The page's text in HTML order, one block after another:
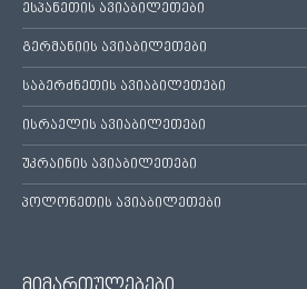
ესპანეთის ავიაბილეთები
გერმანიის ავიაბილეთები
საბერძნეთის ავიაბილეთები
ისრაელის ავიაბილეთები
უკრაინის ავიაბილეთები
პოლონეთის ავიაბილეთები